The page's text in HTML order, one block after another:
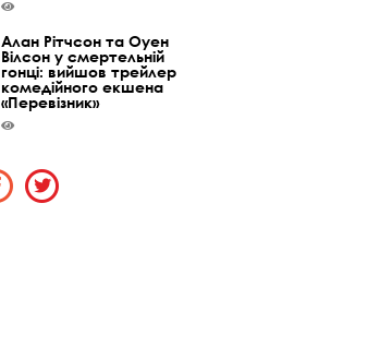
Алан Рітчсон та Оуен
Вілсон у смертельній
гонці: вийшов трейлер
комедійного екшена
«Перевізник»